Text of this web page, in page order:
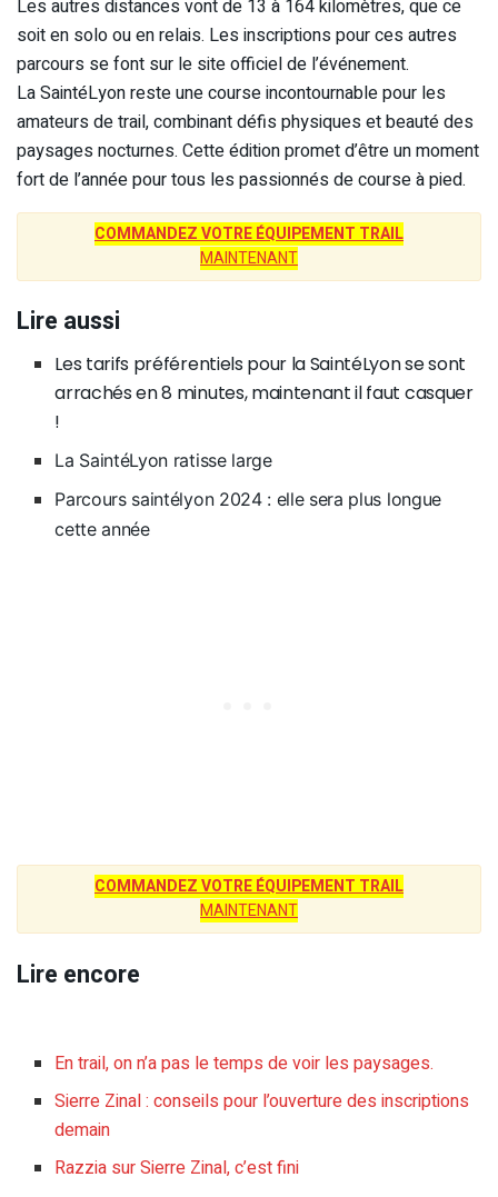
Les autres distances vont de 13 à 164 kilomètres, que ce
soit en solo ou en relais. Les inscriptions pour ces autres
parcours se font sur le site officiel de l’événement.
La SaintéLyon reste une course incontournable pour les
amateurs de trail, combinant défis physiques et beauté des
paysages nocturnes. Cette édition promet d’être un moment
fort de l’année pour tous les passionnés de course à pied.
COMMANDEZ VOTRE ÉQUIPEMENT TRAIL
MAINTENANT
Lire aussi
Les tarifs préférentiels pour la SaintéLyon se sont
arrachés en 8 minutes, maintenant il faut casquer
!
La SaintéLyon ratisse large
Parcours saintélyon 2024 : elle sera plus longue
cette année
COMMANDEZ VOTRE ÉQUIPEMENT TRAIL
MAINTENANT
Lire encore
En trail, on n’a pas le temps de voir les paysages.
Sierre Zinal : conseils pour l’ouverture des inscriptions
demain
Razzia sur Sierre Zinal, c’est fini